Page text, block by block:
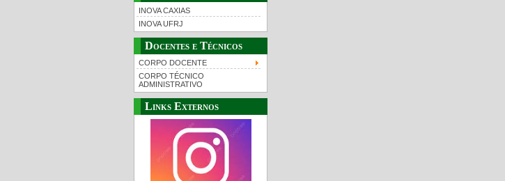
INOVA CAXIAS
INOVA UFRJ
Docentes e Técnicos
CORPO DOCENTE
CORPO TÉCNICO
ADMINISTRATIVO
Links Externos